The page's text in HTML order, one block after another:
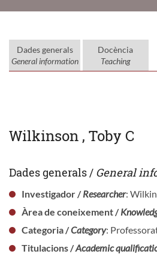
Dades generals
General information
Docència
Teaching
Wilkinson , Toby C
Dades generals / General
Investigador /Researcher:
Àrea de coneixement /
Categoria /Category:
Titulacions /Academic